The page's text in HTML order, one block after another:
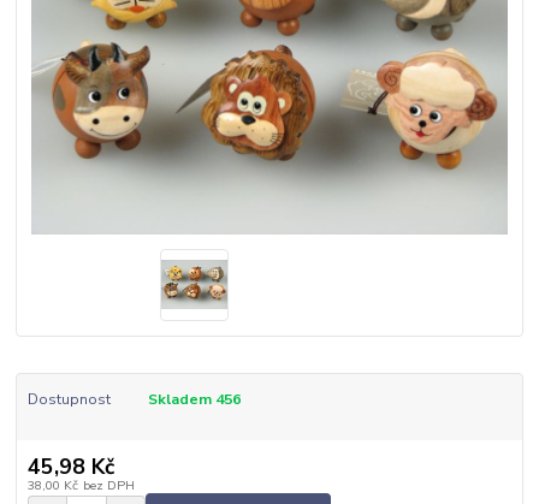
Dostupnost Skladem 456
45,98 Kč
38,00 Kč bez DPH